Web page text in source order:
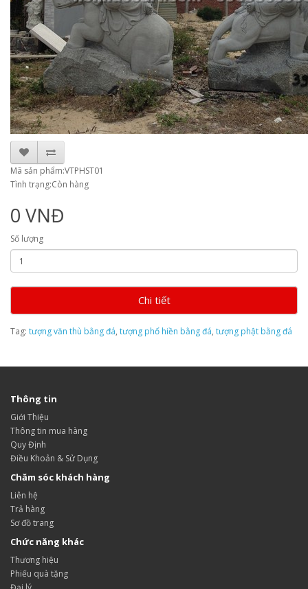
Mã sản phẩm:VTPHST01
Tình trạng:Còn hàng
0 VNĐ
Số lượng
Chi tiết
Tag: tượng văn thù bằng đá, tượng phổ hiền bằng đá, tượng phật bằng đá
Thông tin
Giới Thiệu
Thông tin mua hàng
Quy Định
Điều Khoản & Sử Dụng
Chăm sóc khách hàng
Liên hệ
Trả hàng
Sơ đồ trang
Chức năng khác
Thương hiệu
Phiếu quà tặng